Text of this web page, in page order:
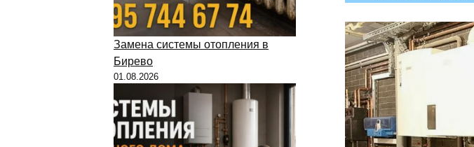
Замена системы отопления в
Бирево
01.08.2026